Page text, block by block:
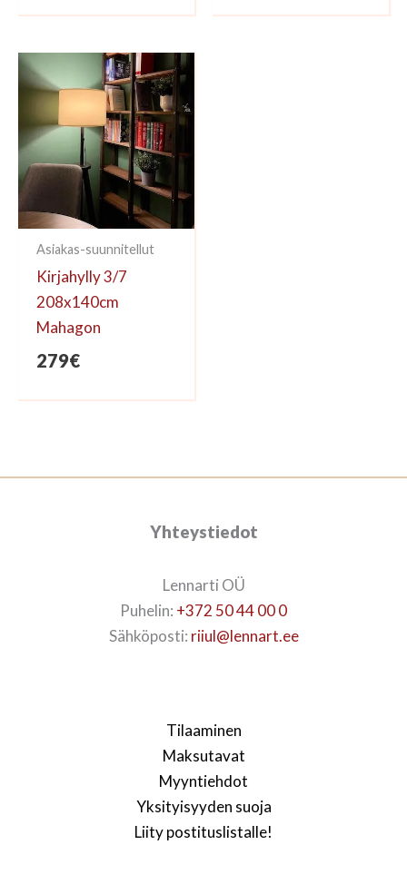
Asiakas-suunnitellut
Kirjahylly 3/7
208x140cm
Mahagon
279€
Yhteystiedot
Lennarti OÜ
Puhelin: +372 50 44 00 0
Sähköposti: riiul@lennart.ee
Tilaaminen
Maksutavat
Myyntiehdot
Yksityisyyden suoja
Liity postituslistalle!